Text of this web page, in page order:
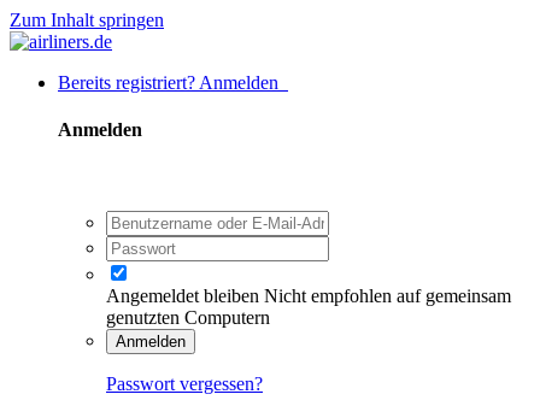
Zum Inhalt springen
Bereits registriert? Anmelden
Anmelden
Angemeldet bleiben Nicht empfohlen auf gemeinsam
genutzten Computern
Anmelden
Passwort vergessen?